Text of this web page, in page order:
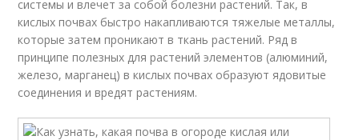
системы и влечет за собой болезни растений. Так, в
кислых почвах быстро накапливаются тяжелые металлы,
которые затем проникают в ткань растений. Ряд в
принципе полезных для растений элементов (алюминий,
железо, марганец) в кислых почвах образуют ядовитые
соединения и вредят растениям.